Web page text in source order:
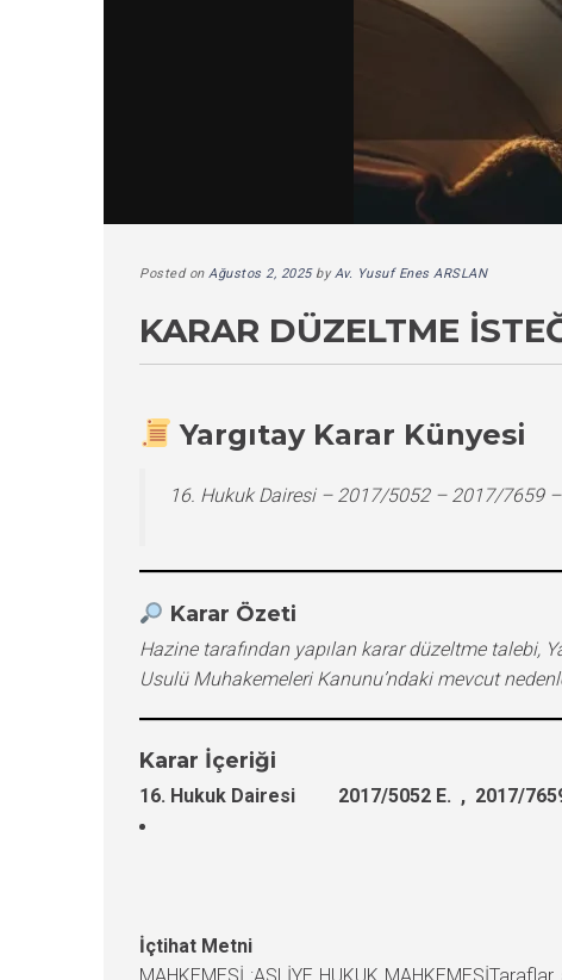
Posted on Ağustos 2, 2025byAv. Yusuf Enes ARSLAN
KARAR DÜZELTME
Yargıtay Karar Künyesi
16. Hukuk Dairesi – 2017/5052 – 2017/7659
Karar Özeti
Hazine tarafından yapılan karar düzeltme talebi,
Usulü Muhakemeleri Kanunu’ndaki mevcut
Karar İçeriği
16. Hukuk Dairesi 2017/5052 E. , 2017/
İçtihat Metni